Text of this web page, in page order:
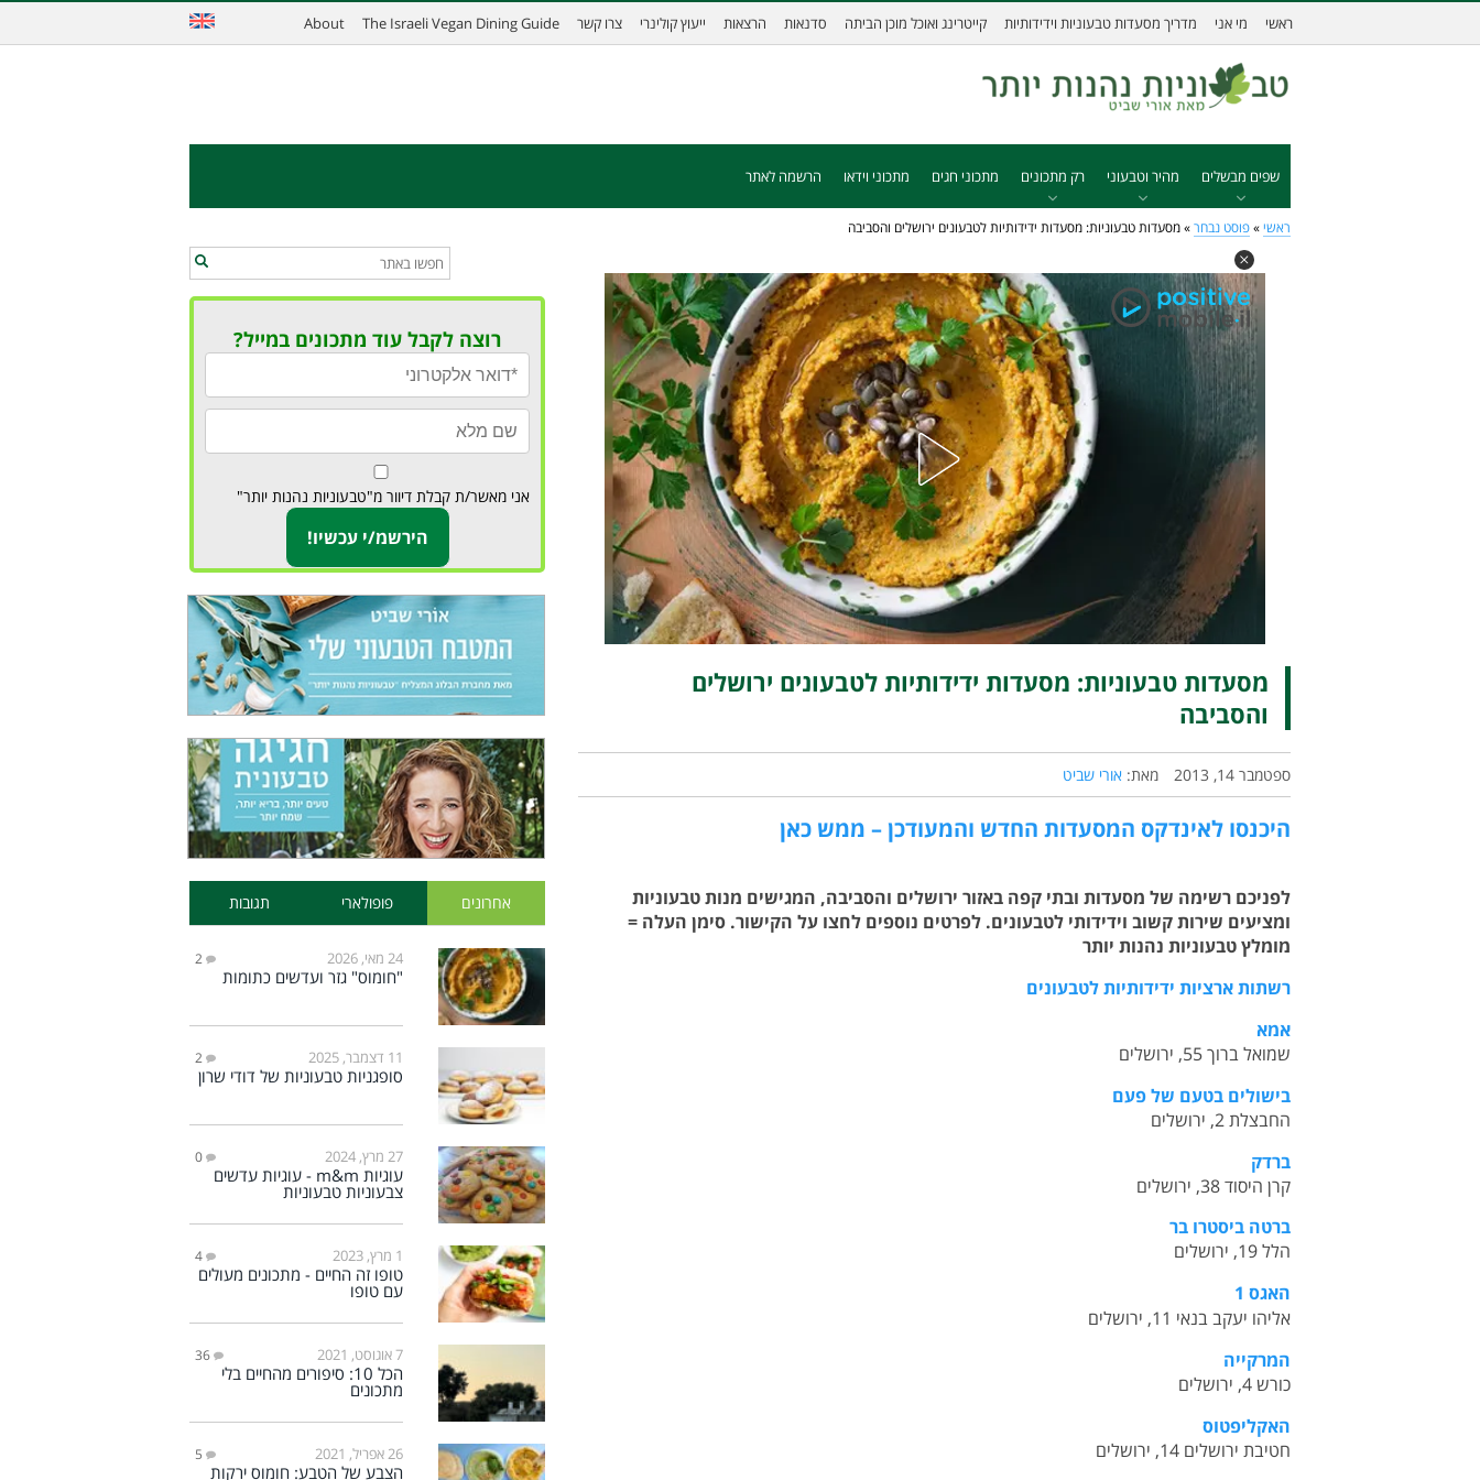
ראשי מי אני מדריך מסעדות טבעוניות וידידותיות קייטרינג ואוכל מוכן הביתה סדנאות הרצאות ייעוץ קולינרי צרו קשר The Israeli Vegan Dining Guide
About
שפים מבשלים מהיר וטבעוני רק מתכונים מתכוני חגים מתכוני וידאו הרשמה לאתר
ראשי » פוסט נבחר » מסעדות טבעוניות: מסעדות ידידותיות לטבעונים ירושלים והסביבה
מסעדות טבעוניות: מסעדות ידידותיות לטבעונים ירושלים
והסביבה
ספטמבר 14, 2013 מאת: אורי שביט
היכנסו לאינדקס המסעדות החדש והמעודכן – ממש כאן
לפניכם רשימה של מסעדות ובתי קפה באזור ירושלים והסביבה, המגישים מנות טבעוניות
ומציעים שירות קשוב וידידותי לטבעונים. לפרטים נוספים לחצו על הקישור. סימן העלה =
מומלץ טבעוניות נהנות יותר
רשתות ארציות ידידותיות לטבעונים
אמא
שמואל ברוך 55, ירושלים
בישולים בטעם של פעם
החבצלת 2, ירושלים
ברדק
קרן היסוד 38, ירושלים
ברטה ביסטרו בר
הלל 19, ירושלים
האגס 1
אליהו יעקב בנאי 11, ירושלים
המרקייה
כורש 4, ירושלים
האקליפטוס
חטיבת ירושלים 14, ירושלים
רוצה לקבל עוד מתכונים במייל?
אני מאשר/ת קבלת דיוור מ"טבעוניות נהנות יותר"
אחרונים פופולארי תגובות
24 מאי, 2026 2
"חומוס" גזר ועדשים כתומות
11 דצמבר, 2025 2
סופגניות טבעוניות של דודי שרון
27 מרץ, 2024 0
עוגיות m&m - עוגיות עדשים
צבעוניות טבעוניות
1 מרץ, 2023 4
טופו זה החיים - מתכונים מעולים
עם טופו
7 אוגוסט, 2021 36
הכל 10: סיפורים מהחיים בלי
מתכונים
26 אפריל, 2021 5
הצבע של הטבע: חומוס ירקות